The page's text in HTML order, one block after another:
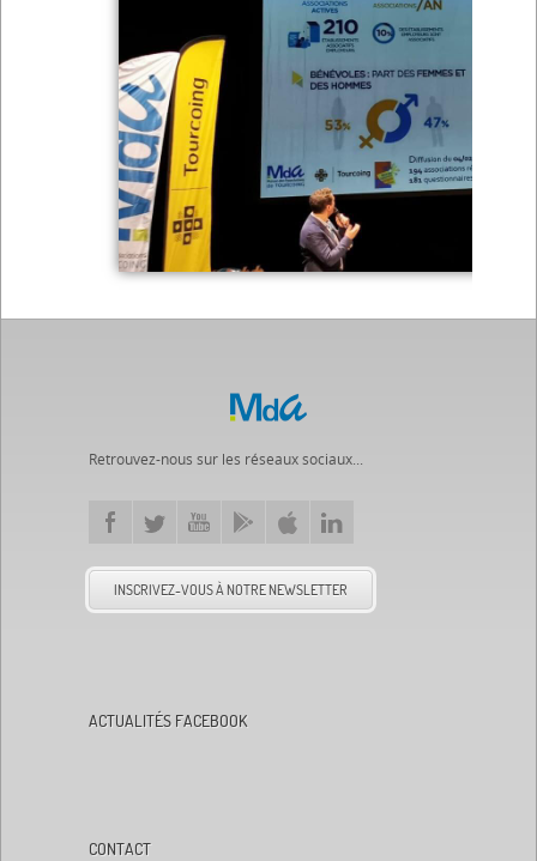
Retrouvez-nous sur les réseaux sociaux...
INSCRIVEZ-VOUS À NOTRE NEWSLETTER
ACTUALITÉS FACEBOOK
CONTACT